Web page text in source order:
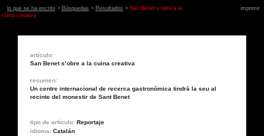
lo que se ha escrito> Búsquedas > Resultados > San Benet s’obre a la
cuina creativa
imprimir
artículo:
San Benet s’obre a la cuina creativa
resumen:
Un centre internacional de recerca gastronómica tindrà la seu al
recinte del monestir de Sant Benet
tipo de artículo: Reportaje
idioma: Catalán